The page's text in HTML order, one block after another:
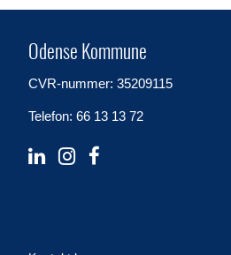
Odense Kommune
CVR-nummer: 35209115
Telefon: 66 13 13 72